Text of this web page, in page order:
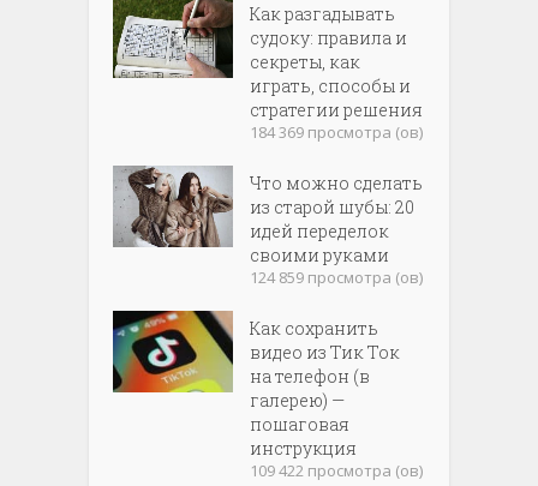
Как разгадывать
судоку: правила и
секреты, как
играть, способы и
стратегии решения
184 369 просмотра (ов)
Что можно сделать
из старой шубы: 20
идей переделок
своими руками
124 859 просмотра (ов)
Как сохранить
видео из Тик Ток
на телефон (в
галерею) —
пошаговая
инструкция
109 422 просмотра (ов)